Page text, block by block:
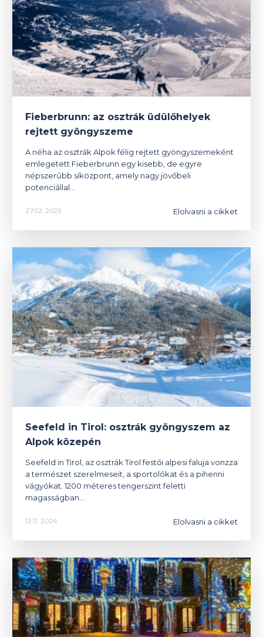
Fieberbrunn: az osztrák üdülőhelyek
rejtett gyöngyszeme
A néha az osztrák Alpok félig rejtett gyöngyszemeként
emlegetett Fieberbrunn egy kisebb, de egyre
népszerűbb síközpont, amely nagy jövőbeli
potenciállal…
27.02. 2025 Elolvasni a cikket
Seefeld in Tirol: osztrák gyöngyszem az
Alpok közepén
Seefeld in Tirol, az osztrák Tirol festői alpesi faluja vonzza
a természet szerelmeseit, a sportolókat és a pihenni
vágyókat. 1200 méteres tengerszint feletti
magasságban…
12.11. 2024 Elolvasni a cikket